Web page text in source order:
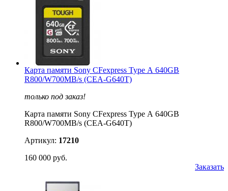
Карта памяти Sony CFexpress Type А 640GB
R800/W700MB/s (CEA-G640T)
только под заказ!
Карта памяти Sony CFexpress Type А 640GB
R800/W700MB/s (CEA-G640T)
Артикул: 17210
160 000 руб.
Заказать